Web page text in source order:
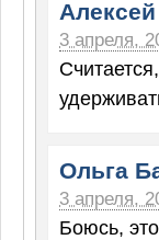
3 апреля,
Ольга
3 апреля,
Боюсь,